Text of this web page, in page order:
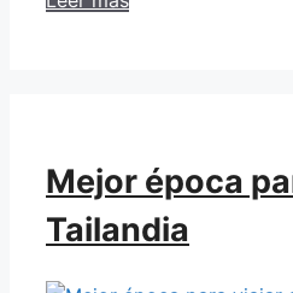
Mejor época
Tailandia